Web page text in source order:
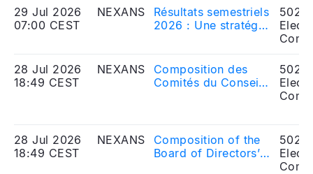
profitable growth
and raises full-year
29 Jul 2026
07:00 CEST
NEXANS
Résultats semestriels
2026 : Une stratégie
avec succès et
perspectives
28 Jul 2026
18:49 CEST
NEXANS
Composition des
Comités du Conseil
28 Jul 2026
18:49 CEST
NEXANS
Composition of the
Board of Directors’